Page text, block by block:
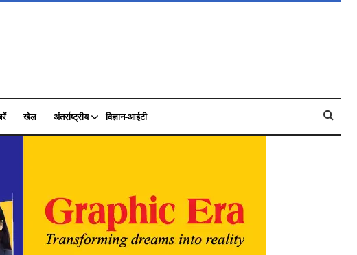
खेल अंतर्राष्ट्रीय विज्ञान-आईटी